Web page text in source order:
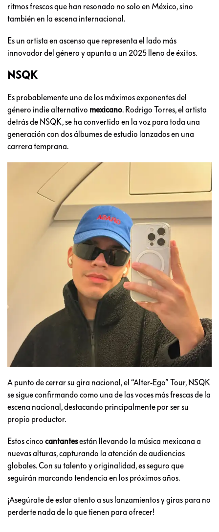
ritmos frescos que han resonado no solo en México, sino
también en la escena internacional.
Es un artista en ascenso que representa el lado más
innovador del género y apunta a un 2025 lleno de éxitos.
NSQK
Es probablemente uno de los máximos exponentes del
género indie alternativo mexicano. Rodrigo Torres, el artista
detrás de NSQK, se ha convertido en la voz para toda una
generación con dos álbumes de estudio lanzados en una
carrera temprana.
A punto de cerrar su gira nacional, el “Alter-Ego” Tour, NSQK
se sigue confirmando como una de las voces más frescas de la
escena nacional, destacando principalmente por ser su
propio productor.
Estos cinco cantantesestán llevando la música mexicana a
nuevas alturas, capturando la atención de audiencias
globales. Con su talento y originalidad, es seguro que
seguirán marcando tendencia en los próximos años.
¡Asegúrate de estar atento a sus lanzamientos y giras para no
perderte nada de lo que tienen para ofrecer!